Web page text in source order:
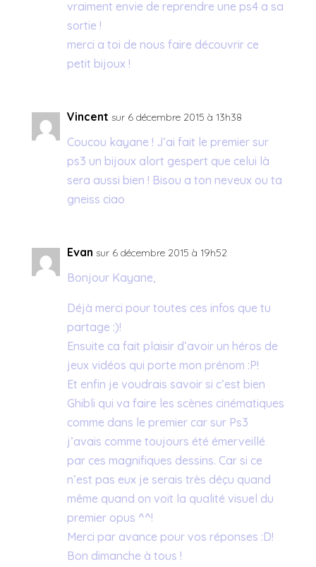
vraiment envie de reprendre une ps4 a sa
sortie !
merci a toi de nous faire découvrir ce
petit bijoux !
Vincent sur 6 décembre 2015 à 13h38
Coucou kayane ! J’ai fait le premier sur
ps3 un bijoux alort gespert que celui là
sera aussi bien ! Bisou a ton neveux ou ta
gneiss ciao
Evan sur 6 décembre 2015 à 19h52
Bonjour Kayane,
Déjà merci pour toutes ces infos que tu
partage :)!
Ensuite ca fait plaisir d’avoir un héros de
jeux vidéos qui porte mon prénom :P!
Et enfin je voudrais savoir si c’est bien
Ghibli qui va faire les scènes cinématiques
comme dans le premier car sur Ps3
j’avais comme toujours été émerveillé
par ces magnifiques dessins. Car si ce
n’est pas eux je serais très déçu quand
même quand on voit la qualité visuel du
premier opus ^^!
Merci par avance pour vos réponses :D!
Bon dimanche à tous !